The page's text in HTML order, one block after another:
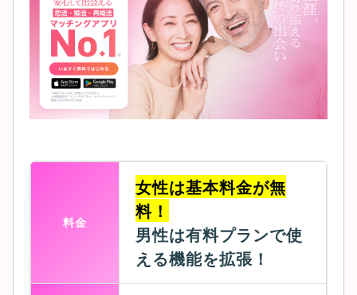
料金
女性は基本料金が無
料！
男性は有料プランで使
える機能を拡張！